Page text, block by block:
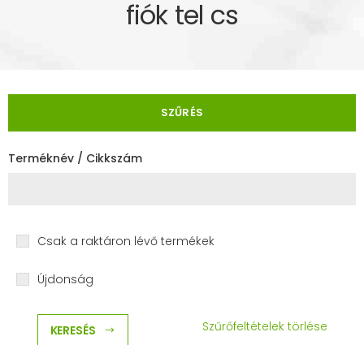
fiók tel cs
SZŰRÉS
Terméknév / Cikkszám
Csak a raktáron lévő termékek
Újdonság
KERESÉS Szűrőfeltételek törlése